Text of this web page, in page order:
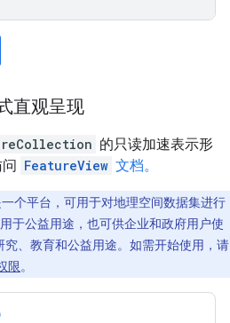
直观呈现
的只读加速表示形
FeatureView 文档。
一个平台，可用于对地理空间数据集进行
于公益用途，也可供企业和政府用户使
究、教育和公益用途。如需开始使用，请
限。